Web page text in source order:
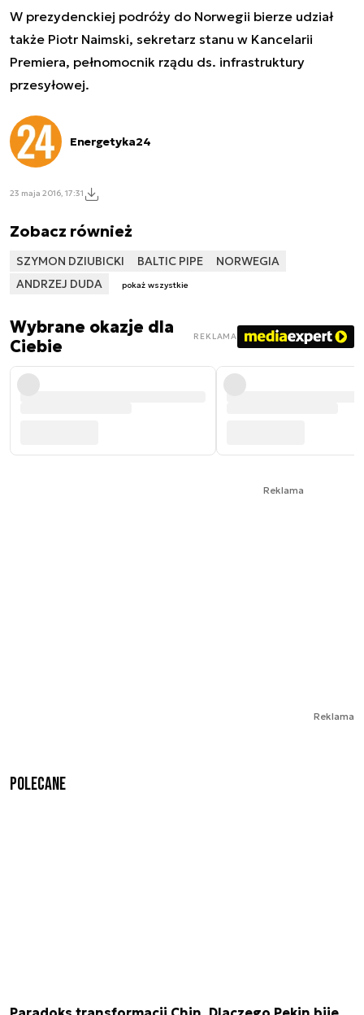
W prezydenckiej podróży do Norwegii bierze udział
także Piotr Naimski, sekretarz stanu w Kancelarii
Premiera, pełnomocnik rządu ds. infrastruktury
przesyłowej.
Energetyka24
23 maja 2016, 17:31
Zobacz również
SZYMON DZIUBICKI BALTIC PIPE
NORWEGIA
ANDRZEJ DUDA
pokaż wszystkie
Wybrane okazje dla
Ciebie
REKLAMA
Reklama
Reklama
Polecane